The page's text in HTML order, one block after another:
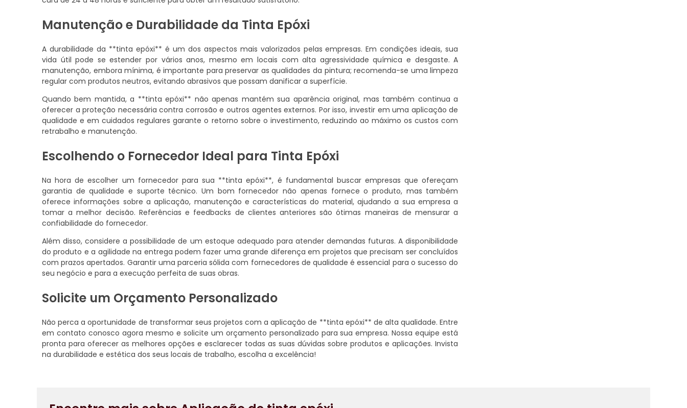
Manutenção e Durabilidade da Tinta Epóxi
A durabilidade da **tinta epóxi** é um dos aspectos mais valorizados pelas empresas. Em condições ideais, sua
vida útil pode se estender por vários anos, mesmo em locais com alta agressividade química e desgaste. A
manutenção, embora mínima, é importante para preservar as qualidades da pintura; recomenda-se uma limpeza
regular com produtos neutros, evitando abrasivos que possam danificar a superfície.
Quando bem mantida, a **tinta epóxi** não apenas mantém sua aparência original, mas também continua a
oferecer a proteção necessária contra corrosão e outros agentes externos. Por isso, investir em uma aplicação de
qualidade e em cuidados regulares garante o retorno sobre o investimento, reduzindo ao máximo os custos com
retrabalho e manutenção.
Escolhendo o Fornecedor Ideal para Tinta Epóxi
Na hora de escolher um fornecedor para sua **tinta epóxi**, é fundamental buscar empresas que ofereçam
garantia de qualidade e suporte técnico. Um bom fornecedor não apenas fornece o produto, mas também
oferece informações sobre a aplicação, manutenção e características do material, ajudando a sua empresa a
tomar a melhor decisão. Referências e feedbacks de clientes anteriores são ótimas maneiras de mensurar a
confiabilidade do fornecedor.
Além disso, considere a possibilidade de um estoque adequado para atender demandas futuras. A disponibilidade
do produto e a agilidade na entrega podem fazer uma grande diferença em projetos que precisam ser concluídos
com prazos apertados. Garantir uma parceria sólida com fornecedores de qualidade é essencial para o sucesso do
seu negócio e para a execução perfeita de suas obras.
Solicite um Orçamento Personalizado
Não perca a oportunidade de transformar seus projetos com a aplicação de **tinta epóxi** de alta qualidade. Entre
em contato conosco agora mesmo e solicite um orçamento personalizado para sua empresa. Nossa equipe está
pronta para oferecer as melhores opções e esclarecer todas as suas dúvidas sobre produtos e aplicações. Invista
na durabilidade e estética dos seus locais de trabalho, escolha a excelência!